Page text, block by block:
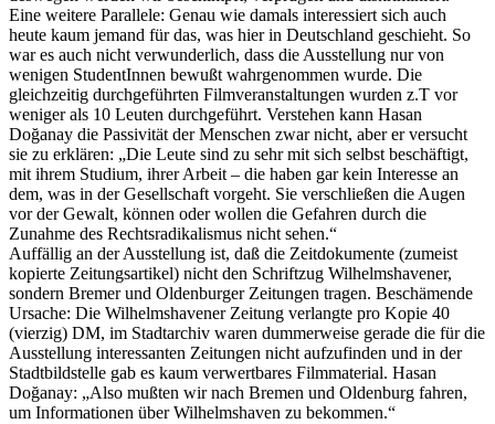
Eine weitere Parallele: Genau wie damals interessiert sich auch
heute kaum jemand für das, was hier in Deutschland geschieht. So
war es auch nicht verwunderlich, dass die Ausstellung nur von
wenigen StudentInnen bewußt wahrgenommen wurde. Die
gleichzeitig durchgeführten Filmveranstaltungen wurden z.T vor
weniger als 10 Leuten durchgeführt. Verstehen kann Hasan
Doğanay die Passivität der Menschen zwar nicht, aber er versucht
sie zu erklären: „Die Leute sind zu sehr mit sich selbst beschäftigt,
mit ihrem Studium, ihrer Arbeit – die haben gar kein Interesse an
dem, was in der Gesellschaft vorgeht. Sie verschließen die Augen
vor der Gewalt, können oder wollen die Gefahren durch die
Zunahme des Rechtsradikalismus nicht sehen.“
Auffällig an der Ausstellung ist, daß die Zeitdokumente (zumeist
kopierte Zeitungsartikel) nicht den Schriftzug Wilhelmshavener,
sondern Bremer und Oldenburger Zeitungen tragen. Beschämende
Ursache: Die Wilhelmshavener Zeitung verlangte pro Kopie 40
(vierzig) DM, im Stadtarchiv waren dummerweise gerade die für die
Ausstellung interessanten Zeitungen nicht aufzufinden und in der
Stadtbildstelle gab es kaum verwertbares Filmmaterial. Hasan
Doğanay: „Also mußten wir nach Bremen und Oldenburg fahren,
um Informationen über Wilhelmshaven zu bekommen.“